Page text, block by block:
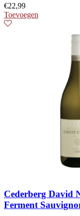
€22,99
Toevoegen
Cederberg David
Ferment